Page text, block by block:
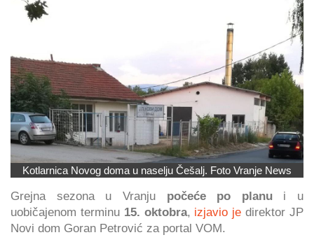
Kotlarnica Novog doma u naselju Češalj. Foto Vranje News
Grejna sezona u Vranju počeće po planui u
uobičajenom terminu 15. oktobra, izjavio je direktor JP
Novi dom Goran Petrović za portal VOM.